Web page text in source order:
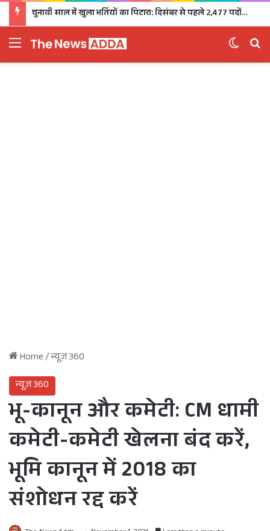
चुनावी साल में खुला भर्तियों का पिटारा: दिसंबर से पहले 2,477 पदों पर भर्ती, 1,470 पदों की परीक्षा भी होगी
Menu
Home/न्यूज़ 360
न्यूज़ 360
भू-कानून और कमेटी: CM धामी
कमेटी-कमेटी खेलना बंद करें,
भूमि कानून में 2018 का
संशोधन रद्द करें